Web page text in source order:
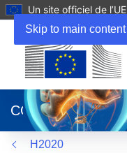
Skip to main content
Un site officiel de l’UE
dans
une
nouvelle
fenêtre)
CORDIS
H2020